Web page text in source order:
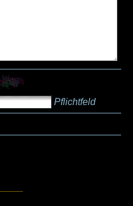
Pflichtfeld